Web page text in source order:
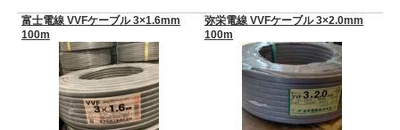
富士電線 VVFケーブル 3×1.6mm
100m
弥栄電線 VVFケーブル 3×2.0mm
100m